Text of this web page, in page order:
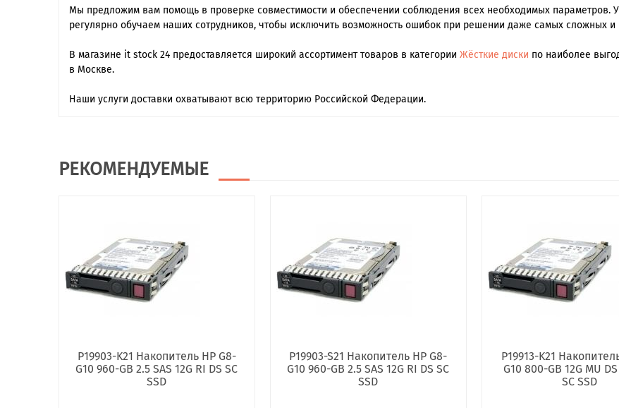
Мы предложим вам помощь в проверке совместимости и обеспечении соблюдения всех необходимых параметров.
регулярно обучаем наших сотрудников, чтобы исключить возможность ошибок при решении даже самых сложных и
В магазине it stock 24 предоставляется широкий ассортимент товаров в категории Жёсткие диски по наиболее
в Москве.
Наши услуги доставки охватывают всю территорию Российской Федерации.
РЕКОМЕНДУЕМЫЕ
P19903-K21 Накопитель HP G8-
G10 960-GB 2.5 SAS 12G RI DS SC
SSD
P19903-S21 Накопитель HP G8-
G10 960-GB 2.5 SAS 12G RI DS SC
SSD
P19913-K21
G10 800-GB 12G MU
SC SSD